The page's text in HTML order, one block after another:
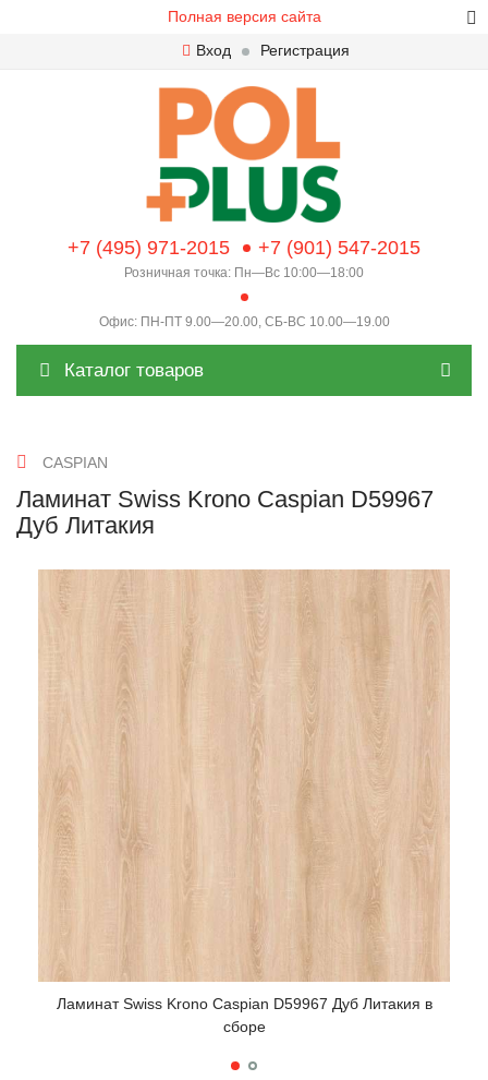
Полная версия сайта
Вход
Регистрация
+7 (495) 971-2015 +7 (901) 547-2015
Розничная точка: Пн—Вс 10:00—18:00
Офис: ПН-ПТ 9.00—20.00, СБ-ВС 10.00—19.00
Каталог товаров
CASPIAN
Ламинат Swiss Krono Caspian D59967
Дуб Литакия
Ламинат Swiss Krono Caspian D59967 Дуб Литакия в
сборе